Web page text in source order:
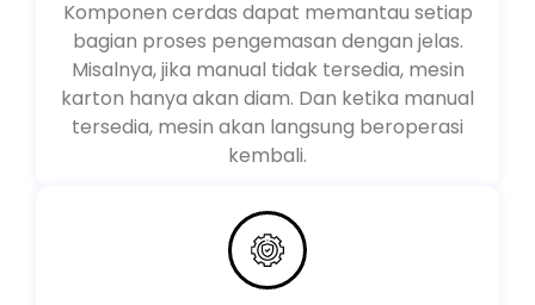
Komponen cerdas dapat memantau setiap
bagian proses pengemasan dengan jelas.
Misalnya, jika manual tidak tersedia, mesin
karton hanya akan diam. Dan ketika manual
tersedia, mesin akan langsung beroperasi